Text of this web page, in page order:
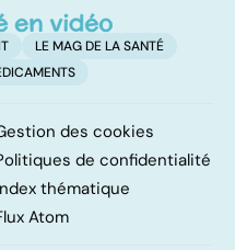
LE MAG DE LA SANTÉ
des cookies
de confidentialité
thématique
Atom